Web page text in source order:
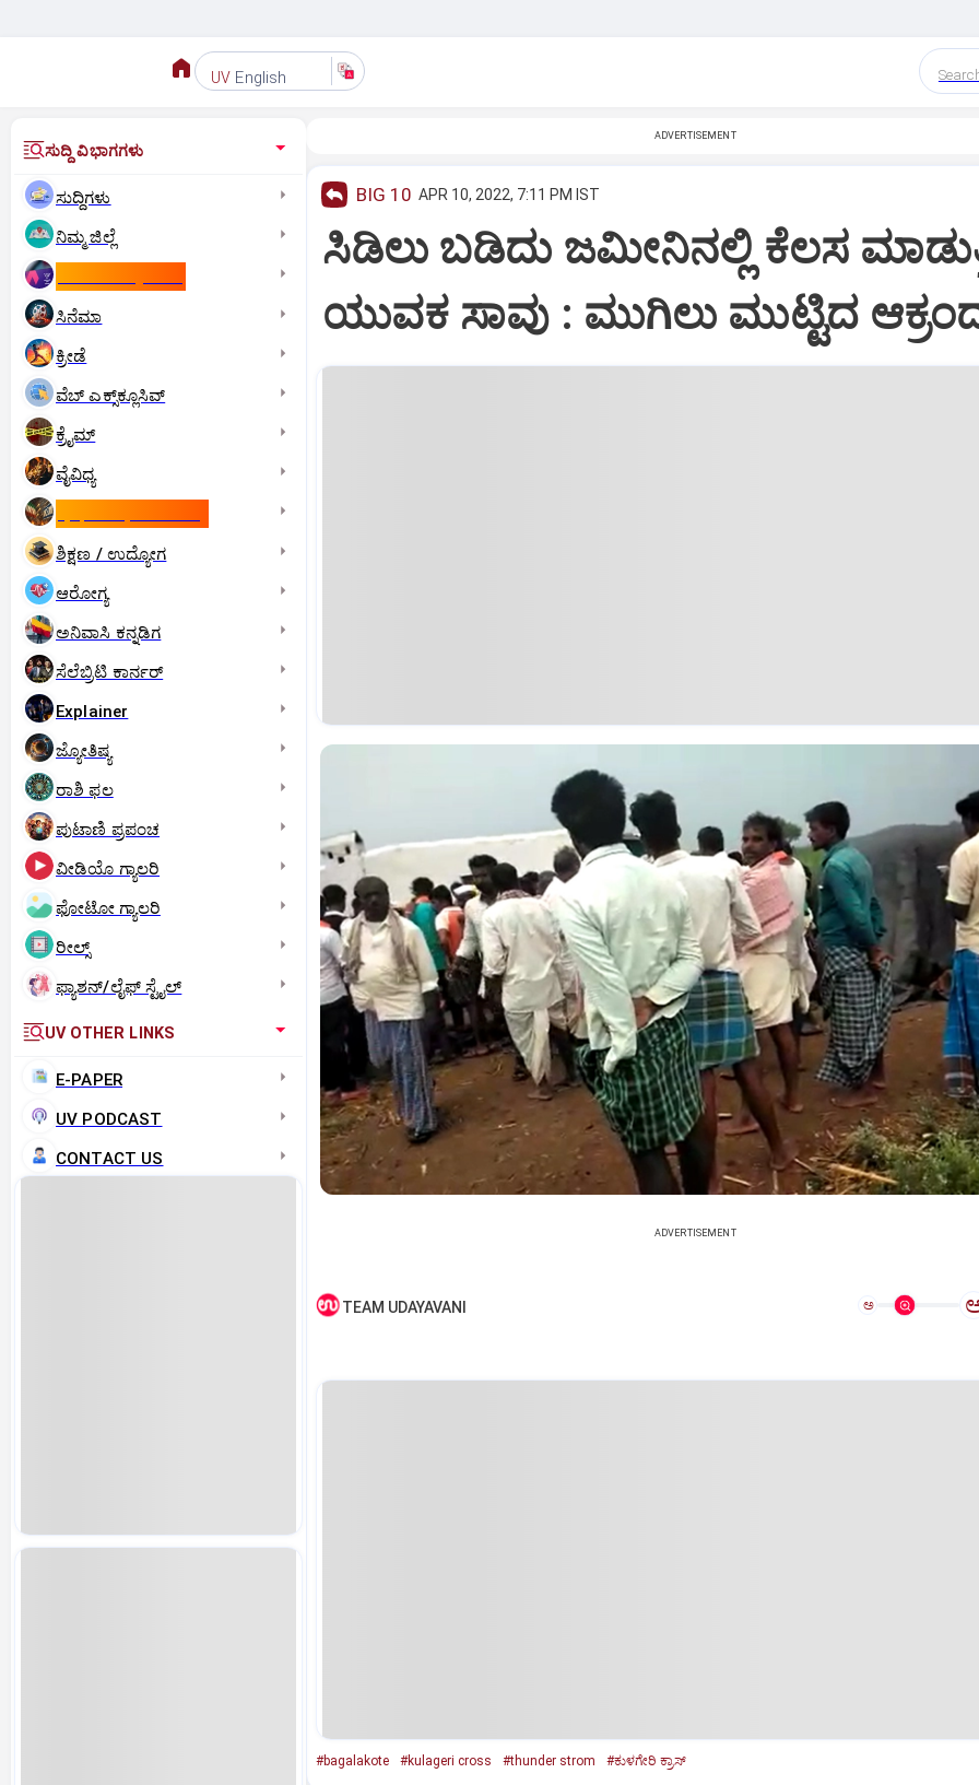
UV English
ಸುದ್ದಿ ವಿಭಾಗಗಳು
ಸುದ್ದಿಗಳು
ನಿಮ್ಮ ಜಿಲ್ಲೆ
ಸಿನೆಮಾ
ಕ್ರೀಡೆ
ವೆಬ್ ಎಕ್ಸ್‌ಕ್ಲೂಸಿವ್
ಕ್ರೈಮ್
ವೈವಿಧ್ಯ
ಶಿಕ್ಷಣ / ಉದ್ಯೋಗ
ಆರೋಗ್ಯ
ಅನಿವಾಸಿ ಕನ್ನಡಿಗ
ಸೆಲೆಬ್ರಿಟಿ ಕಾರ್ನರ್‌
Explainer
ಜ್ಯೋತಿಷ್ಯ
ರಾಶಿ ಫಲ
ಪುಟಾಣಿ ಪ್ರಪಂಚ
ವೀಡಿಯೊ ಗ್ಯಾಲರಿ
ಫೋಟೋ ಗ್ಯಾಲರಿ
ರೀಲ್ಸ್
ಫ್ಯಾಶನ್/ಲೈಫ್‌ ಸ್ಟೈಲ್
UV OTHER LINKS
E-PAPER
UV PODCAST
CONTACT US
ADVERTISEMENT
BIG 10 APR 10, 2022, 7:11 PM IST
ಸಿಡಿಲು ಬಡಿದು ಜಮೀನಿನಲ್ಲಿ ಕೆಲಸ
ಯುವಕ ಸಾವು : ಮುಗಿಲು ಮುಟ್ಟಿದ
ADVERTISEMENT
TEAM UDAYAVANI ಅ
#bagalakote #kulageri cross #thunder strom #ಕುಳಗೇರಿ ಕ್ರಾಸ್‌